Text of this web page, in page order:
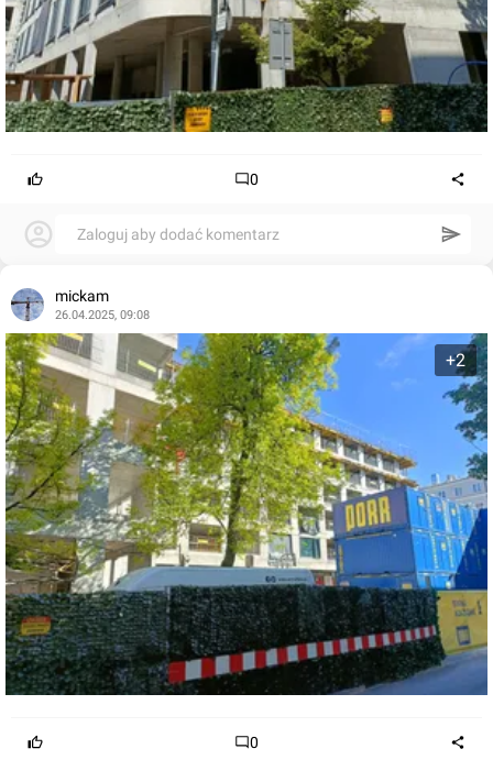
0
Zaloguj aby dodać komentarz
mickam
26.04.2025, 09:08
+2
0